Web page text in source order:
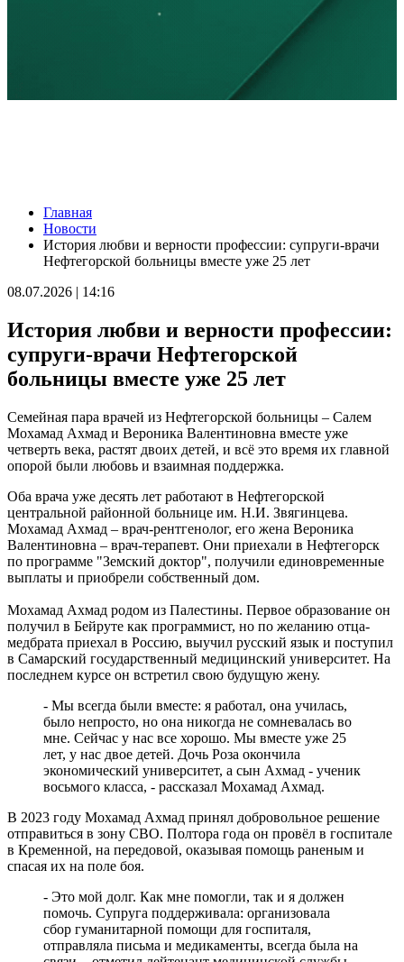
Пенсионерка из Ставропольского района потеряла 650 тысяч
рублей из-за аферистов
09.08.2026 | 16:40
Вернут деньги: мошенники обманули пенсионерку из Самары
09.08.2026 | 16:38
09.08.2026 | 15:35
Где в Самаре приведут в порядок газоны 9 августа: список
адресов
09.08.2026 | 15:31
Нападающий КС рассказал об игре команды с новым
тренером
09.08.2026 | 15:05
Вратарь Гудиев рассказал о тактике "Акрона" на матч с
"Локомотивом"
09.08.2026 | 14:25
В Красноглинском районе Самары водитель легковушки сбил
ребенка
09.08.2026 | 14:16
В России могут отменить ЕГЭ с 2027 года
09.08.2026 | 12:35
На Самарскую область 9 августа обрушатся гроза, ливень и
град
09.08.2026 | 12:12
В Самаре открыли обновленный стадион филиала ЦСКА
09.08.2026 | 11:49
В самарском парке Гагарина отметили День физкультурника
09.08.2026 | 11:41
В похвистневском парке "Юбилейный" появилась новая
спортплощадка
09.08.2026 | 11:31
Самарца отправили в колонию за похищение телефона и
денег с карты
09.08.2026 | 11:28
В Тольятти спасли подростков на сапборде, которых унесло от
09.08.2026 | 10:56
9 августа на нескольких улицах Самары не будет холодной
воды
09.08.2026 | 10:29
беспилотная опасность
09.08.2026 | 10:24
Врач перечислил полезные для работы мозга продукты
09.08.2026 | 10:05
Главная
Новости
История любви и верности профессии: супруги-врачи
Нефтегорской больницы вместе уже 25 лет
08.07.2026 | 14:16
История любви и верности профессии:
супруги-врачи Нефтегорской
больницы вместе уже 25 лет
Семейная пара врачей из Нефтегорской больницы – Салем
Мохамад Ахмад и Вероника Валентиновна вместе уже
четверть века, растят двоих детей, и всё это время их главной
опорой были любовь и взаимная поддержка.
Оба врача уже десять лет работают в Нефтегорской
центральной районной больнице им. Н.И. Звягинцева.
Мохамад Ахмад – врач-рентгенолог, его жена Вероника
Валентиновна – врач-терапевт. Они приехали в Нефтегорск
по программе "Земский доктор", получили единовременные
выплаты и приобрели собственный дом.
Мохамад Ахмад родом из Палестины. Первое образование он
получил в Бейруте как программист, но по желанию отца-
медбрата приехал в Россию, выучил русский язык и поступил
в Самарский государственный медицинский университет. На
последнем курсе он встретил свою будущую жену.
- Мы всегда были вместе: я работал, она училась,
было непросто, но она никогда не сомневалась во
мне. Сейчас у нас все хорошо. Мы вместе уже 25
лет, у нас двое детей. Дочь Роза окончила
экономический университет, а сын Ахмад - ученик
восьмого класса, - рассказал Мохамад Ахмад.
В 2023 году Мохамад Ахмад принял добровольное решение
отправиться в зону СВО. Полтора года он провёл в госпитале
в Кременной, на передовой, оказывая помощь раненым и
спасая их на поле боя.
- Это мой долг. Как мне помогли, так и я должен
помочь. Супруга поддерживала: организовала
сбор гуманитарной помощи для госпиталя,
отправляла письма и медикаменты, всегда была на